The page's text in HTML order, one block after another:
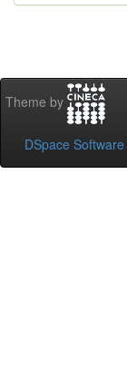
Theme by
DSpace Software